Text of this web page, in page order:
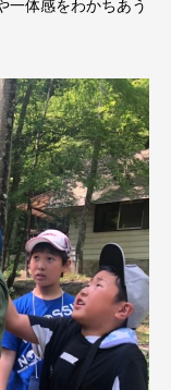
一体感をわかちあう